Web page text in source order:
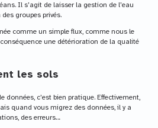
Il s’agit de laisser la gestion de l’eau
groupes privés.
comme un simple flux, comme nous le
une détérioration de la qualité
les sols
données, c’est bien pratique. Effectivement,
quand vous migrez des données, il y a
des erreurs…